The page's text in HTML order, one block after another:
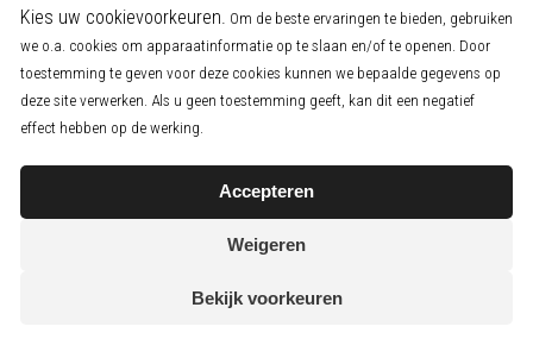
Kies uw cookievoorkeuren. Om de beste ervaringen te bieden, gebruiken
we o.a. cookies om apparaatinformatie op te slaan en/of te openen. Door
toestemming te geven voor deze cookies kunnen we bepaalde gegevens op
deze site verwerken. Als u geen toestemming geeft, kan dit een negatief
effect hebben op de werking.
Accepteren
Weigeren
Bekijk voorkeuren